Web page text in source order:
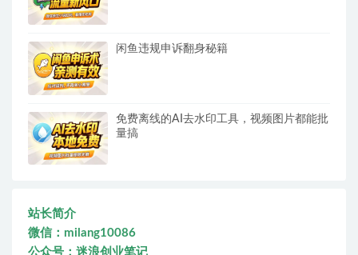
闲鱼违规申诉翻身秘籍
免费离线的AI去水印工具，视频图片都能批
量搞
站长简介
微信：milang10086
公众号：迷浪创业笔记